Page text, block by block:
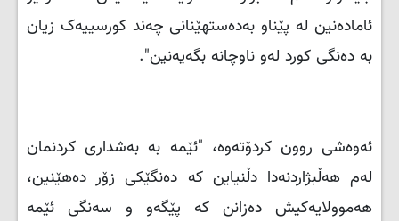
ئامادەنین لە پێناو بەدەستهێنانی چەند كورسییەک زیان
بە دەنگی كورد لەو ناوچانە بگەیەنین".
ئەوەشی روون كردۆتەوە، "ئێمە بە بەشداری كردنمان
لەم هەڵبژاردنەدا دڵنیاین كە دەنگێكی زۆر دەهێنین،
هەموولایەكیش دەزانن كە پێگەو و سەنگی ئێمە